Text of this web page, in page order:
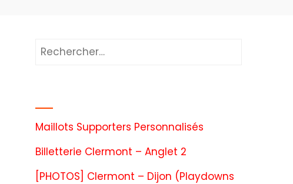
Maillots Supporters Personnalisés
Billetterie Clermont – Anglet 2
[PHOTOS] Clermont – Dijon (Playdowns